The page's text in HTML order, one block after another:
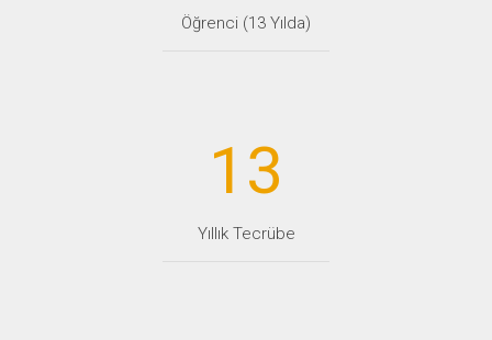
Öğrenci (13 Yılda)
13
Yıllık Tecrübe